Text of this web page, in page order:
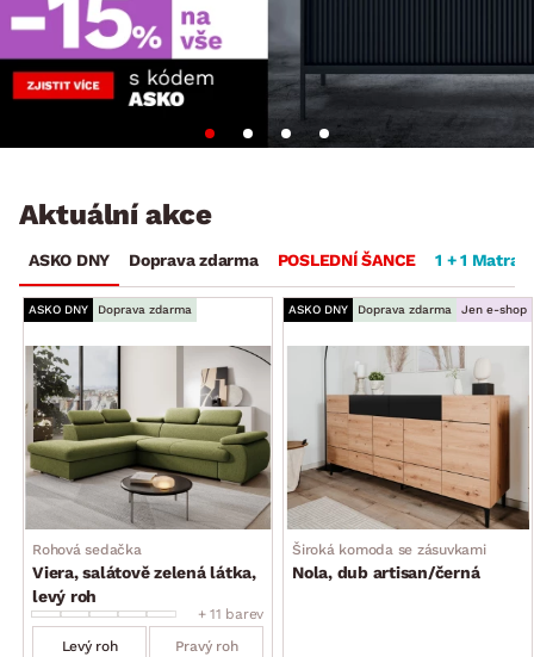
Aktuální akce
ASKO DNY Doprava zdarma POSLEDNÍ ŠANCE 1 + 1
ASKO DNY Doprava zdarma
Rohová sedačka
Viera, salátově zelená látka,
levý roh
+ 11 barev
Levý roh
Pravý roh
ASKO DNY Doprava zdarma Jen e-shop
Široká komoda se zásuvkami
Nola, dub artisan/černá